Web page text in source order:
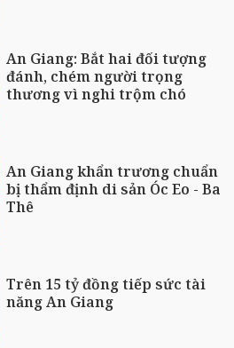
An Giang: Bắt hai đối tượng
đánh, chém người trọng
thương vì nghi trộm chó
An Giang khẩn trương chuẩn
bị thẩm định di sản Óc Eo - Ba
Thê
Trên 15 tỷ đồng tiếp sức tài
năng An Giang